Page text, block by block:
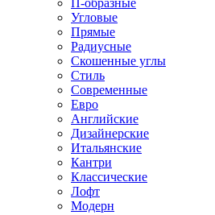
П-образные
Угловые
Прямые
Радиусные
Скошенные углы
Стиль
Современные
Евро
Английские
Дизайнерские
Итальянские
Кантри
Классические
Лофт
Модерн